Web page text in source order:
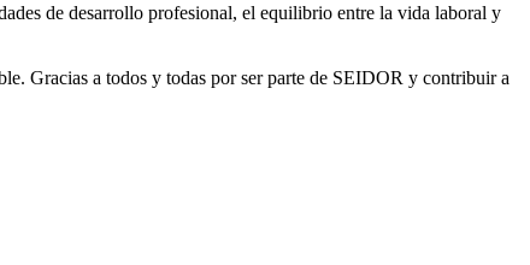
de desarrollo profesional, el equilibrio entre la vida laboral y
Gracias a todos y todas por ser parte de SEIDOR y contribuir a